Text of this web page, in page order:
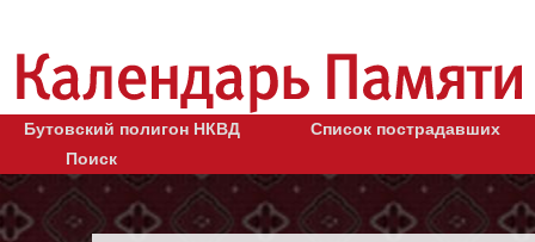
Бутовский полигон НКВД
Список пострадавших
Поиск